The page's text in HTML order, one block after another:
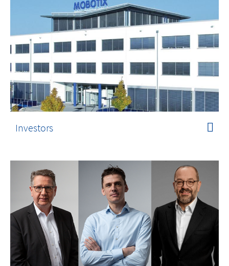
Investors